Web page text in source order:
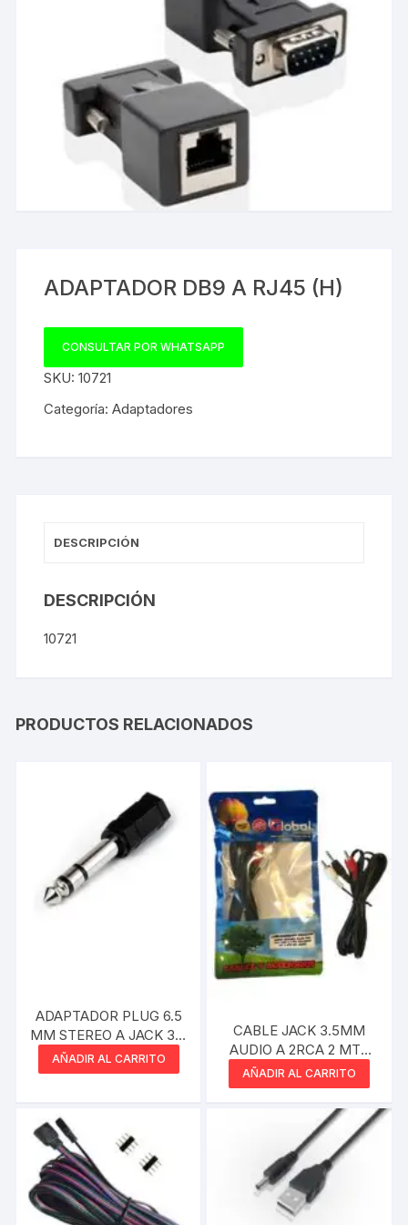
ADAPTADOR DB9 A RJ45 (H)
CONSULTAR POR WHATSAPP
SKU:10721
Categoría:Adaptadores
DESCRIPCIÓN
DESCRIPCIÓN
10721
PRODUCTOS RELACIONADOS
ADAPTADOR PLUG 6.5
MM STEREO A JACK 3.5
MM
AÑADIR AL CARRITO
CABLE JACK 3.5MM
AUDIO A 2RCA 2 MTS
NETMAK
AÑADIR AL CARRITO